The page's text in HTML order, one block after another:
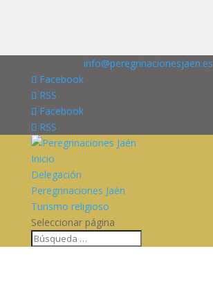
info@peregrinacionesjaen.es
Facebook
RSS
Facebook
RSS
Inicio
Delegación
Peregrinaciones Jaén
Turismo religioso
Seleccionar página